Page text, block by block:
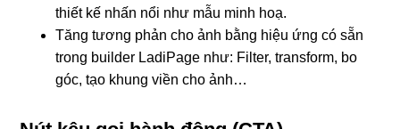
thiết kế nhấn nổi như mẫu minh hoạ.
Tăng tương phản cho ảnh bằng hiệu ứng có sẵn
trong builder LadiPage như: Filter, transform, bo
góc, tạo khung viền cho ảnh…